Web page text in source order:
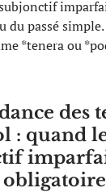
passé
*tenera ou
des
: quand